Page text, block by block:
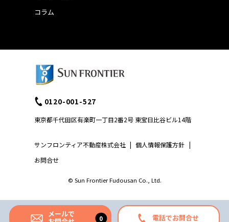
コラム
サンフロンティア不動産株式会社 | 個人情報保護方針 |
お問合せ
0120-001-527
東京都千代田区有楽町一丁目2番2号 東宝日比谷ビル14階
© Sun Frontier Fudousan Co., Ltd.
メールで 電話でお問合せ